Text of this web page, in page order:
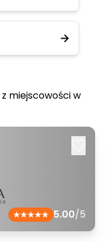
miejscowości w
5.00/5